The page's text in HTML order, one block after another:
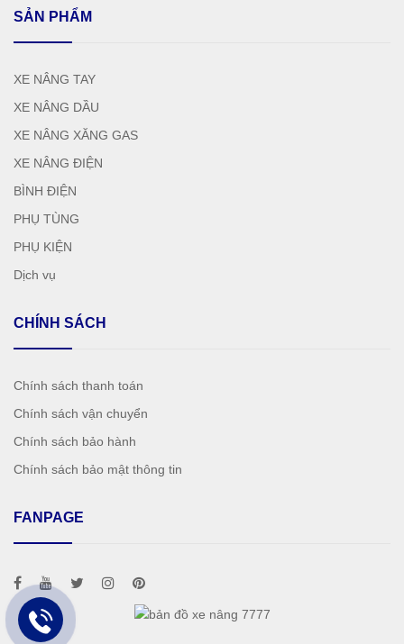
SẢN PHẨM
XE NÂNG TAY
XE NÂNG DẦU
XE NÂNG XĂNG GAS
XE NÂNG ĐIỆN
BÌNH ĐIỆN
PHỤ TÙNG
PHỤ KIỆN
Dịch vụ
CHÍNH SÁCH
Chính sách thanh toán
Chính sách vận chuyển
Chính sách bảo hành
Chính sách bảo mật thông tin
FANPAGE